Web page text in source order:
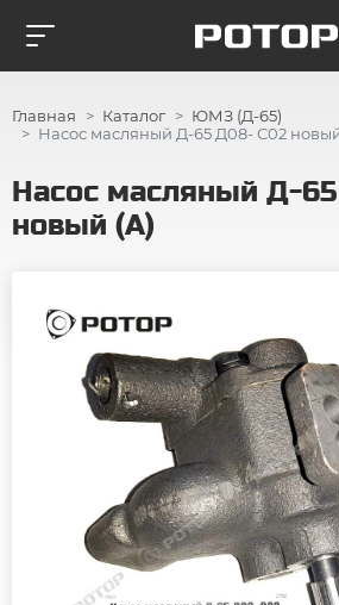
Главная Каталог
ЮМЗ (Д-65)
Насос масляный Д-65 Д08- С02
Насос масляный Д-
новый (А)